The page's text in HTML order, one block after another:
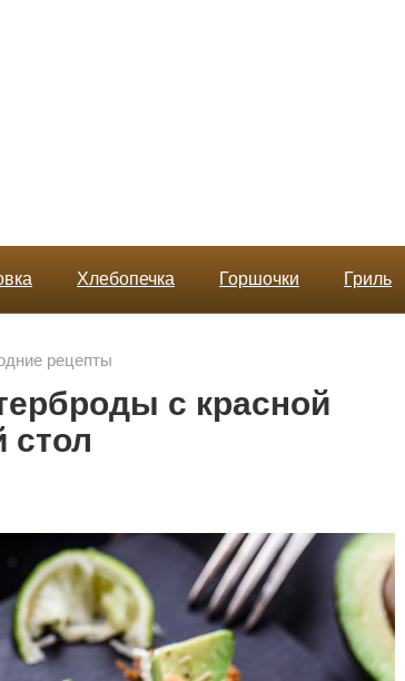
Хлебопечка Горшочки Гриль
рецепты
с красной
стол